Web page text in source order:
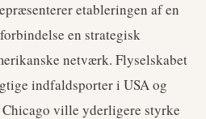
etableringen af en
en strategisk
netværk. Flyselskabet
indfaldsporter i USA og
ville yderligere styrke